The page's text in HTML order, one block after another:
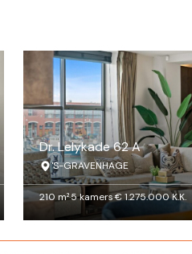
Dr. Lelykade 62 A
'S-GRAVENHAGE
210 m²·5 kamers·€ 1.275.000 K.K.